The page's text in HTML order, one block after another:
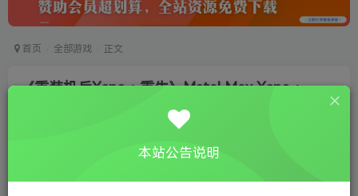
首页 全部游戏 正文
《重装机兵Xeno：重生》Metal Max Xeno：
本站公告说明